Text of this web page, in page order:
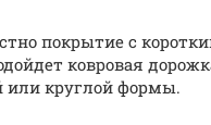
покрытие с
ковровая
или круглой формы.